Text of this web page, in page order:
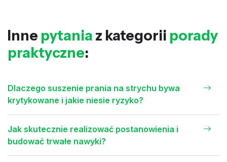
Inne pytania z kategorii porady
praktyczne:
Dlaczego suszenie prania na strychu bywa
krytykowane i jakie niesie ryzyko?
Jak skutecznie realizować postanowienia i
budować trwałe nawyki?